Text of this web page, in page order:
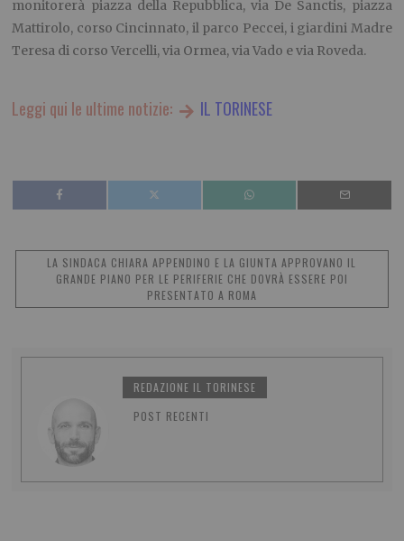
monitorerà piazza della Repubblica, via De Sanctis, piazza
Mattirolo, corso Cincinnato, il parco Peccei, i giardini Madre
Teresa di corso Vercelli, via Ormea, via Vado e via Roveda.
Leggi qui le ultime notizie: IL TORINESE
LA SINDACA CHIARA APPENDINO E LA GIUNTA APPROVANO IL
GRANDE PIANO PER LE PERIFERIE CHE DOVRÀ ESSERE POI
PRESENTATO A ROMA
REDAZIONE IL TORINESE
POST RECENTI